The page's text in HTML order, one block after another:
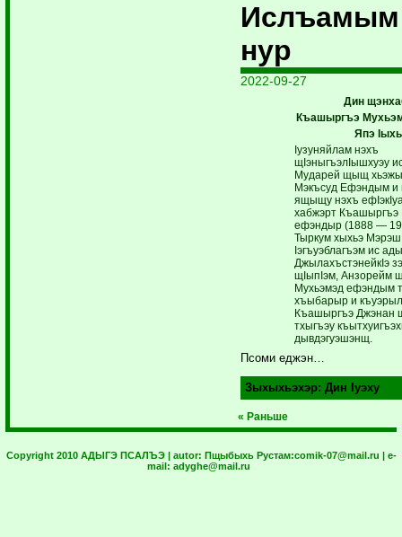
нур
2022-09-27
Дин
Къашыргъэ
Япэ
Iузуняйлам нэхъ
щIэныгъэлIышхуэу
Мударей щыщ
Мэкъсуд Ефэндым и
ящыщу нэхъ
хабжэрт Къашыргъэ
ефэндыр (1888 —
Тыркум хыхьэ
Iэгъуэблагъэм ис
ДжылахъстэнейкIэ
щIыпIэм, Анзорейм
Мухьэмэд ефэндым
хъыбарыр и
Къашыргъэ Джэнан
тхыгъэу
дывдэгуэшэнщ.
Псоми еджэн…
Зыхыхьэхэр: Дин Iуэху
« Раньше
Copyright 2010 АДЫГЭ ПСАЛЪЭ | autor: Пщыбыхь Рустам:comik-07@mail.ru | e-
mail: adyghe@mail.ru